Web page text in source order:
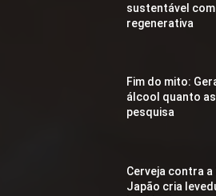
sustentável
regenerativa
Fim do mito:
álcool quanto
pesquisa
Cerveja contra
Japão cria